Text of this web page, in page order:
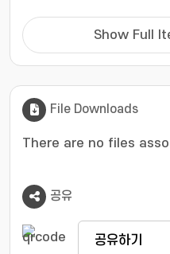
미지의 모든 슬라이드의
스턴스 임베딩을 수행
계와, 재보정한 결과에
이블을 출력하는 단계를
Show Full
File Downloads
There are no files
공유
공유하기